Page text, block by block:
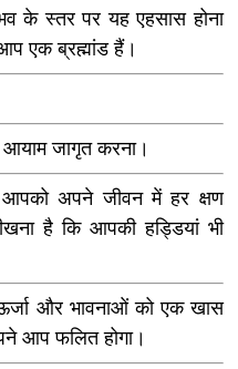
के स्तर पर यह एहसास होना
एक ब्रह्मांड हैं।
जागृत करना।
अपने जीवन में हर क्षण
है कि आपकी हड्डियां भी
और भावनाओं को एक खास
आप फलित होगा।